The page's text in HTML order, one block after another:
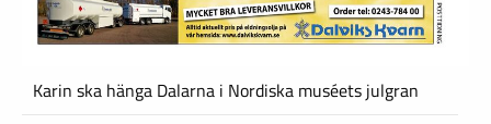
Karin ska hänga Dalarna i Nordiska muséets julgran